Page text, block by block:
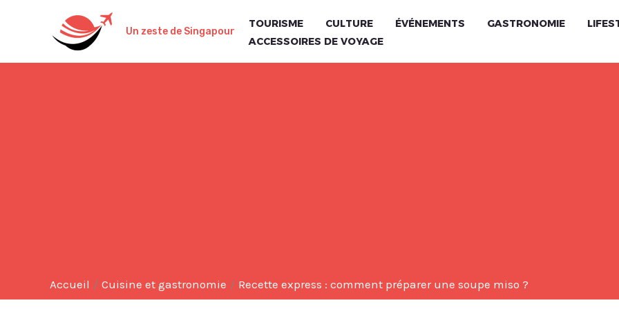
Un zeste de Singapour
TOURISME CULTURE ÉVÉNEMENTS GASTRONOMIE
ACCESSOIRES DE VOYAGE
Accueil Cuisine et gastronomie Recette express : comment préparer une soupe miso ?